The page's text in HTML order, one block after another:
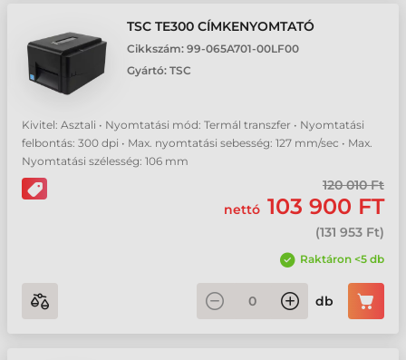
TSC TE300 CÍMKENYOMTATÓ
Cikkszám: 99-065A701-00LF00
Gyártó: TSC
Kivitel: Asztali • Nyomtatási mód: Termál transzfer • Nyomtatási
felbontás: 300 dpi • Max. nyomtatási sebesség: 127 mm/sec • Max.
Nyomtatási szélesség: 106 mm
120 010 Ft
nettó 103 900 FT
(131 953 Ft)
Raktáron <5 db
db